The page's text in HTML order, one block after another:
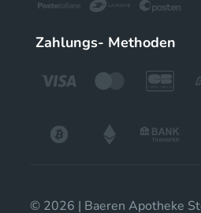
Zahlungs- Methoden
© 2026 | Baeren Apotheke